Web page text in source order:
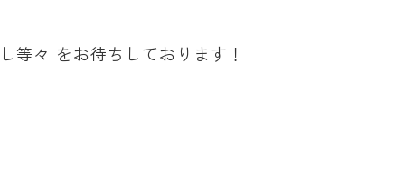
等々 をお待ちしております！